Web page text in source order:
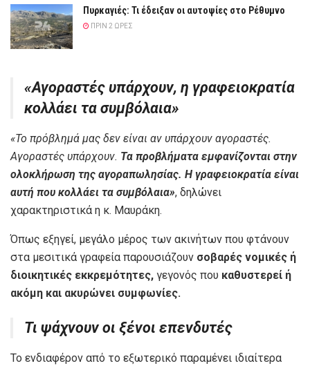
Πυρκαγιές: Τι έδειξαν οι αυτοψίες στο Ρέθυμνο
ΠΡΙΝ 2 ΏΡΕΣ
«Αγοραστές υπάρχουν, η γραφειοκρατία
κολλάει τα συμβόλαια»
«Το πρόβλημά μας δεν είναι αν υπάρχουν αγοραστές.
Αγοραστές υπάρχουν. Τα προβλήματα εμφανίζονται στην
ολοκλήρωση της αγοραπωλησίας. Η γραφειοκρατία είναι
αυτή που κολλάει τα συμβόλαια», δηλώνει
χαρακτηριστικά η κ. Μαυράκη.
Όπως εξηγεί, μεγάλο μέρος των ακινήτων που φτάνουν
στα μεσιτικά γραφεία παρουσιάζουν σοβαρές νομικές ή
διοικητικές εκκρεμότητες, γεγονός που καθυστερεί ή
ακόμη και ακυρώνει συμφωνίες.
Τι ψάχνουν οι ξένοι επενδυτές
Το ενδιαφέρον από το εξωτερικό παραμένει ιδιαίτερα